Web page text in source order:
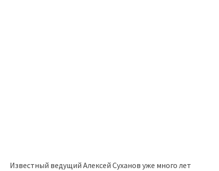
Известный ведущий Алексей Суханов уже много лет